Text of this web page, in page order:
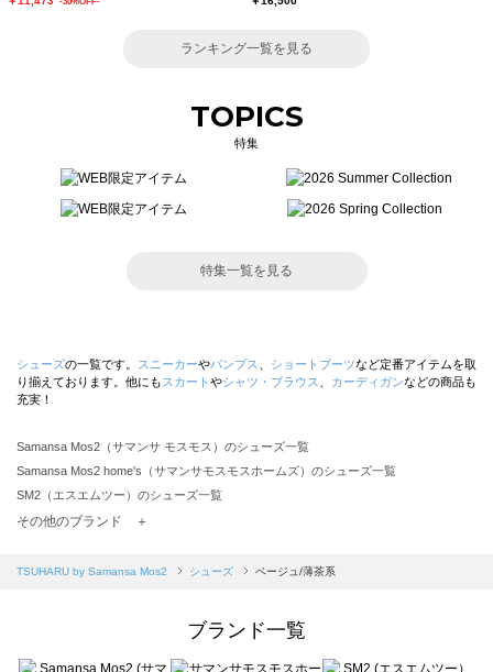
ランキング一覧を見る
TOPICS
特集
特集一覧を見る
シューズの一覧です。 スニーカーやパンプス ショートブーツなど定番アイテムを取
り揃えております。他にも スカート やシャツ・ブラウス カーディガンなどの商品も
充実！
Samansa Mos2（サマンサ モスモス）のシューズ一覧
Samansa Mos2 home's（サマンサモスモスホームズ）のシューズ一覧
SM2（エスエムツー）のシューズ一覧
TSUHARU by Samansa Mos2（ツハルバイサマンサモスモス）のシューズ一覧
Samansa Mos2 blue（サマンサモスモス ブルー）のシューズ一覧
sō4ū（ソウフォーユー）のシューズ一覧
Te chichi（テチチ）のシューズ一覧
その他のブランド ＋
TSUHARU by Samansa Mos2 シューズ ベージュ/薄茶系
ブランド一覧